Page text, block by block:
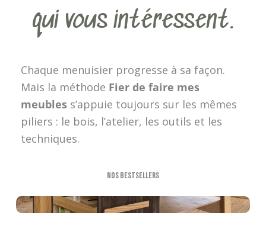
qui vous intéressent.
Chaque menuisier progresse à sa façon.
Mais la méthode Fier de faire mes
meubless’appuie toujours sur les mêmes
piliers : le bois, l’atelier, les outils et les
techniques.
Nos bestsellers